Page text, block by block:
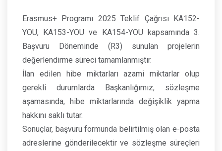
Erasmus+ Programı 2025 Teklif Çağrısı KA152-
YOU, KA153-YOU ve KA154-YOU kapsamında 3.
Başvuru Döneminde (R3) sunulan projelerin
değerlendirme süreci tamamlanmıştır.
İlan edilen hibe miktarları azami miktarlar olup
gerekli durumlarda Başkanlığımız, sözleşme
aşamasında, hibe miktarlarında değişiklik yapma
hakkını saklı tutar.
Sonuçlar, başvuru formunda belirtilmiş olan e-posta
adreslerine gönderilecektir ve sözleşme süreçleri